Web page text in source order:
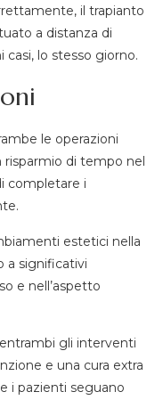
il trapianto
a distanza di
casi, lo stesso giorno.
le operazioni
di tempo nel
completare i
estetici nella
a significativi
e nell’aspetto
gli interventi
e una cura extra
i pazienti seguano